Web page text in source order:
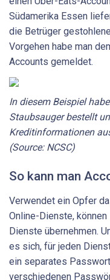
Südamerika Essen
die Betrüger
Vorgehen habe man
Accounts gemeldet.
In diesem Beispiel
Staubsauger bestellt
Kreditinformationen
(Source: NCSC)
So kann man
Verwendet ein Opfer
Online-Dienste,
Dienste übernehmen.
es sich, für jeden
ein separates
verschiedenen